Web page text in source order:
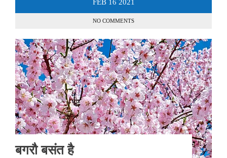
FEB 16 2021
NO COMMENTS
बगरौ बसंत है